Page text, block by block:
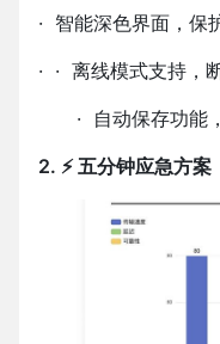
· 智能深色界面，保
· · 离线模式支持，
· 自动保存功能
2. ⚡ 五分钟应急方案